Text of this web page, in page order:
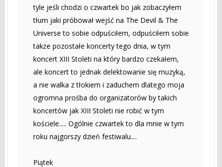
tyle jeśli chodzi o czwartek bo jak zobaczyłem
tłum jaki próbował wejść na The Devil & The
Universe to sobie odpuściłem, odpuściłem sobie
także pozostałe koncerty tego dnia, w tym
koncert XIII Stoleti na który bardzo czekałem,
ale koncert to jednak delektowanie się muzyką,
a nie walka z tłokiem i zaduchem dlatego moja
ogromna prośba do organizatorów by takich
koncertów jak XIII Stoleti nie robić w tym
kościele..... Ogólnie czwartek to dla mnie w tym
roku najgorszy dzień festiwalu....
Piątek